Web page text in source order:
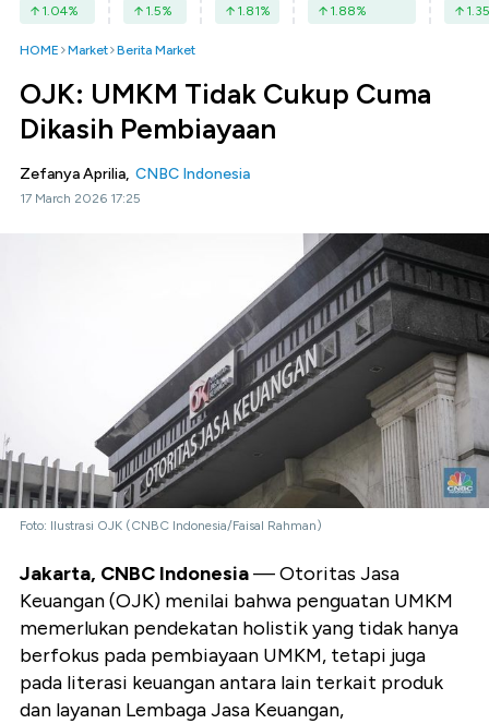
1.04% 1.5% 1.81% 1.88% 1.35
HOME Market Berita Market
OJK: UMKM Tidak Cukup Cuma
Dikasih Pembiayaan
Zefanya Aprilia, CNBC Indonesia
17 March 2026 17:25
Foto: Ilustrasi OJK (CNBC Indonesia/Faisal Rahman)
Jakarta, CNBC Indonesia— Otoritas Jasa
Keuangan (OJK) menilai bahwa penguatan UMKM
memerlukan pendekatan holistik yang tidak hanya
berfokus pada pembiayaan UMKM, tetapi juga
pada literasi keuangan antara lain terkait produk
dan layanan Lembaga Jasa Keuangan,